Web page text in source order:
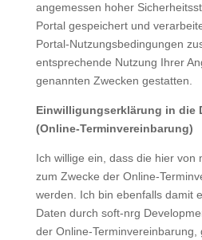
angemessen hoher
Portal gespeichert und
Portal-Nutzungsbedingungen
entsprechende Nutzung Ihrer
genannten Zwecken gestatten.
Einwilligungserklärung in die
(Online-Terminvereinbarung)
Ich willige ein, dass die hier von
zum Zwecke der Online-
werden. Ich bin ebenfalls damit
Daten durch soft-nrg
der Online-Terminvereinbarung,